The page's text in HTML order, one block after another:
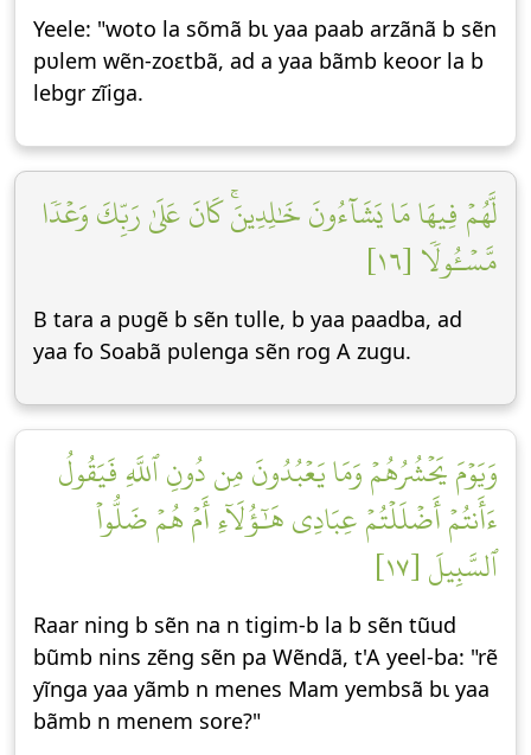
Yeele: "woto la sõmã bɩ yaa paab arzãnã b sẽn
pʋlem wẽn-zoεtbã, ad a yaa bãmb keoor la b
lebgr zĩiga.
لَّهُمۡ فِيهَا مَا يَشَآءُونَ خَٰلِدِينَۚ كَانَ عَلَىٰ رَبِّكَ وَعۡدٗا
مَّسۡـُٔولٗا [١٦]
B tara a pʋgẽ b sẽn tʋlle, b yaa paadba, ad
yaa fo Soabã pʋlenga sẽn rog A zugu.
وَيَوۡمَ يَحۡشُرُهُمۡ وَمَا يَعۡبُدُونَ مِن دُونِ ٱللَّهِ فَيَقُولُ
ءَأَنتُمۡ أَضۡلَلۡتُمۡ عِبَادِي هَٰٓؤُلَآءِ أَمۡ هُمۡ ضَلُّواْ
ٱلسَّبِيلَ [١٧]
Raar ning b sẽn na n tigim-b la b sẽn tũud
bũmb nins zẽng sẽn pa Wẽndã, t'A yeel-ba: "rẽ
yĩnga yaa yãmb n menes Mam yembsã bɩ yaa
bãmb n menem sore?"